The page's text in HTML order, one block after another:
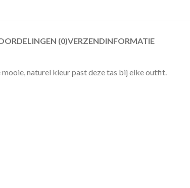
(0)VERZENDINFORMATIE
naturel kleur past deze tas bij elke outfit.